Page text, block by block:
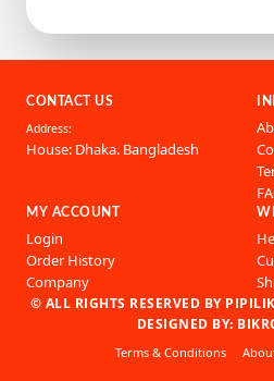
CONTACT US
Address:
House: Dhaka. Bangladesh
MY ACCOUNT
Login
Order History
Company
© ALL RIGHTS RESERVED BY
DESIGNED BY:
Terms & Conditions